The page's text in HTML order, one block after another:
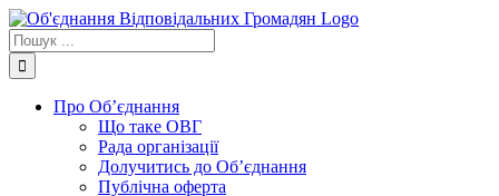
Skip
to
content
Пошук
...
Про Об’єднання
Що таке ОВГ
Рада організації
Долучитись до Об’єднання
Публічна оферта